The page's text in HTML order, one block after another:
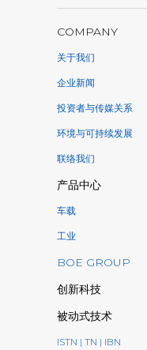
COMPANY
关于我们
企业新闻
投资者与传媒关系
环境与可持续发展
联络我们
产品中心
车载
工业
BOE GROUP
创新科技
被动式技术
ISTN | TN | IBN